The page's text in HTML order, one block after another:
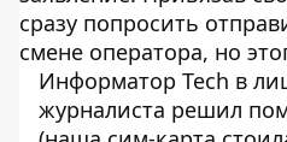
сразу попросить
смене оператора, но
Информатор Tech в
журналиста решил